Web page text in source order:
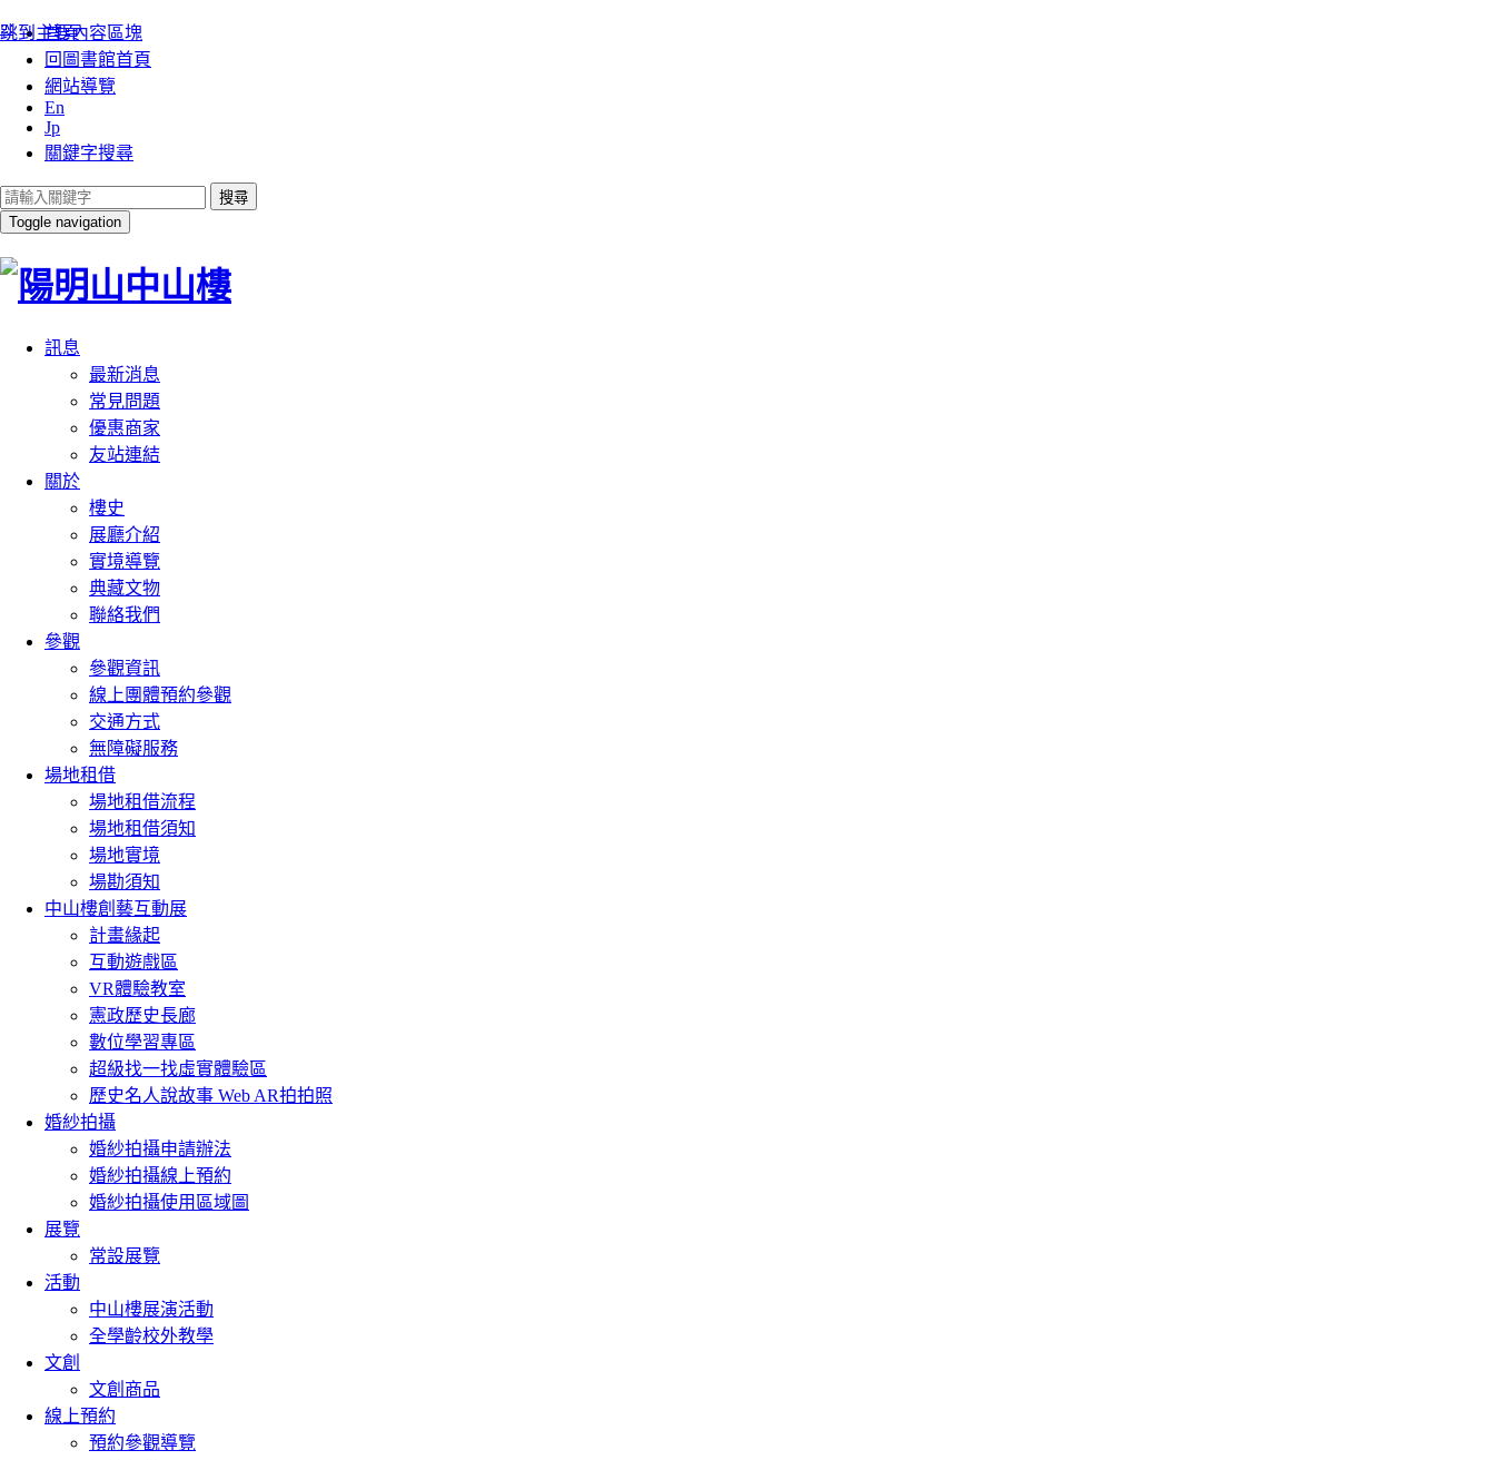
跳到主要內容區塊
:::
首頁
回圖書館首頁
網站導覽
En
Jp
關鍵字搜尋
搜尋
Toggle navigation
訊息
最新消息
常見問題
優惠商家
友站連結
關於
樓史
展廳介紹
實境導覽
典藏文物
聯絡我們
參觀
參觀資訊
線上團體預約參觀
交通方式
無障礙服務
場地租借
場地租借流程
場地租借須知
場地實境
場勘須知
中山樓創藝互動展
計畫緣起
互動遊戲區
VR體驗教室
憲政歷史長廊
數位學習專區
超級找一找虛實體驗區
歷史名人說故事 Web AR拍拍照
婚紗拍攝
婚紗拍攝申請辦法
婚紗拍攝線上預約
婚紗拍攝使用區域圖
展覽
常設展覽
活動
中山樓展演活動
全學齡校外教學
文創
文創商品
線上預約
預約參觀導覽